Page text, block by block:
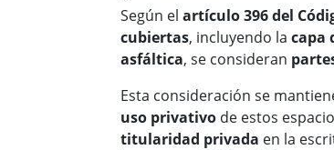
Según el artículo 396 del
cubiertas, incluyendo la capa
asfáltica, se consideran
Esta consideración se
uso privativo de estos
titularidad privada en la